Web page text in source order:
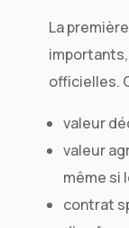
La
officielles.
valeur
valeur
même si
contrat